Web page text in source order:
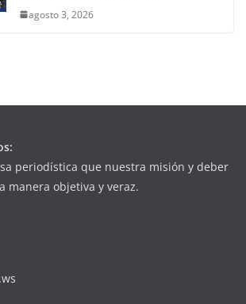
agosto 3, 2026
periodística que nuestra misión y deber
manera objetiva y veraz.